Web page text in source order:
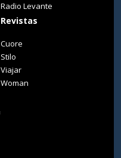
Radio Levante
Revistas
Cuore
Stilo
Viajar
Woman